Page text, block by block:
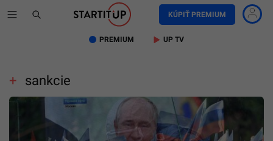
KÚPIŤ PREMIUM
PREMIUM UP TV
sankcie